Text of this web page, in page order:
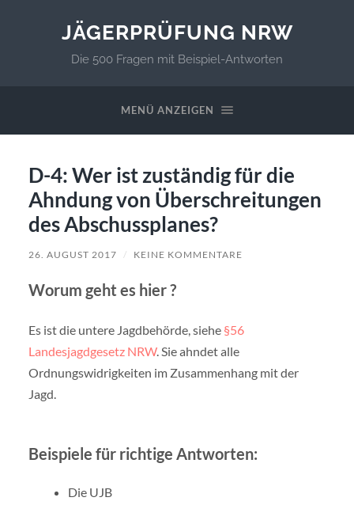
JÄGERPRÜFUNG NRW
Die 500 Fragen mit Beispiel-Antworten
MENÜ ANZEIGEN
D-4: Wer ist zuständig für die
Ahndung von Überschreitungen
des Abschussplanes?
26. AUGUST 2017 / KEINE KOMMENTARE
Worum geht es hier ?
Es ist die untere Jagdbehörde, siehe §56
Landesjagdgesetz NRW. Sie ahndet alle
Ordnungswidrigkeiten im Zusammenhang mit der
Jagd.
Beispiele für richtige Antworten:
Die UJB